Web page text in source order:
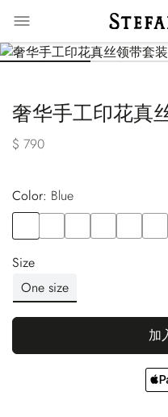
奢华手工印花真
$ 790
Color:
blue
Size
One size
加